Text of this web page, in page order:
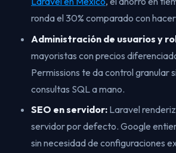
ronda el 30% comparado con
Administración de usuarios y
mayoristas con precios
Permissions te da control granular
consultas SQL a mano.
SEO en servidor: Laravel
servidor por defecto. Google
sin necesidad de configuraciones